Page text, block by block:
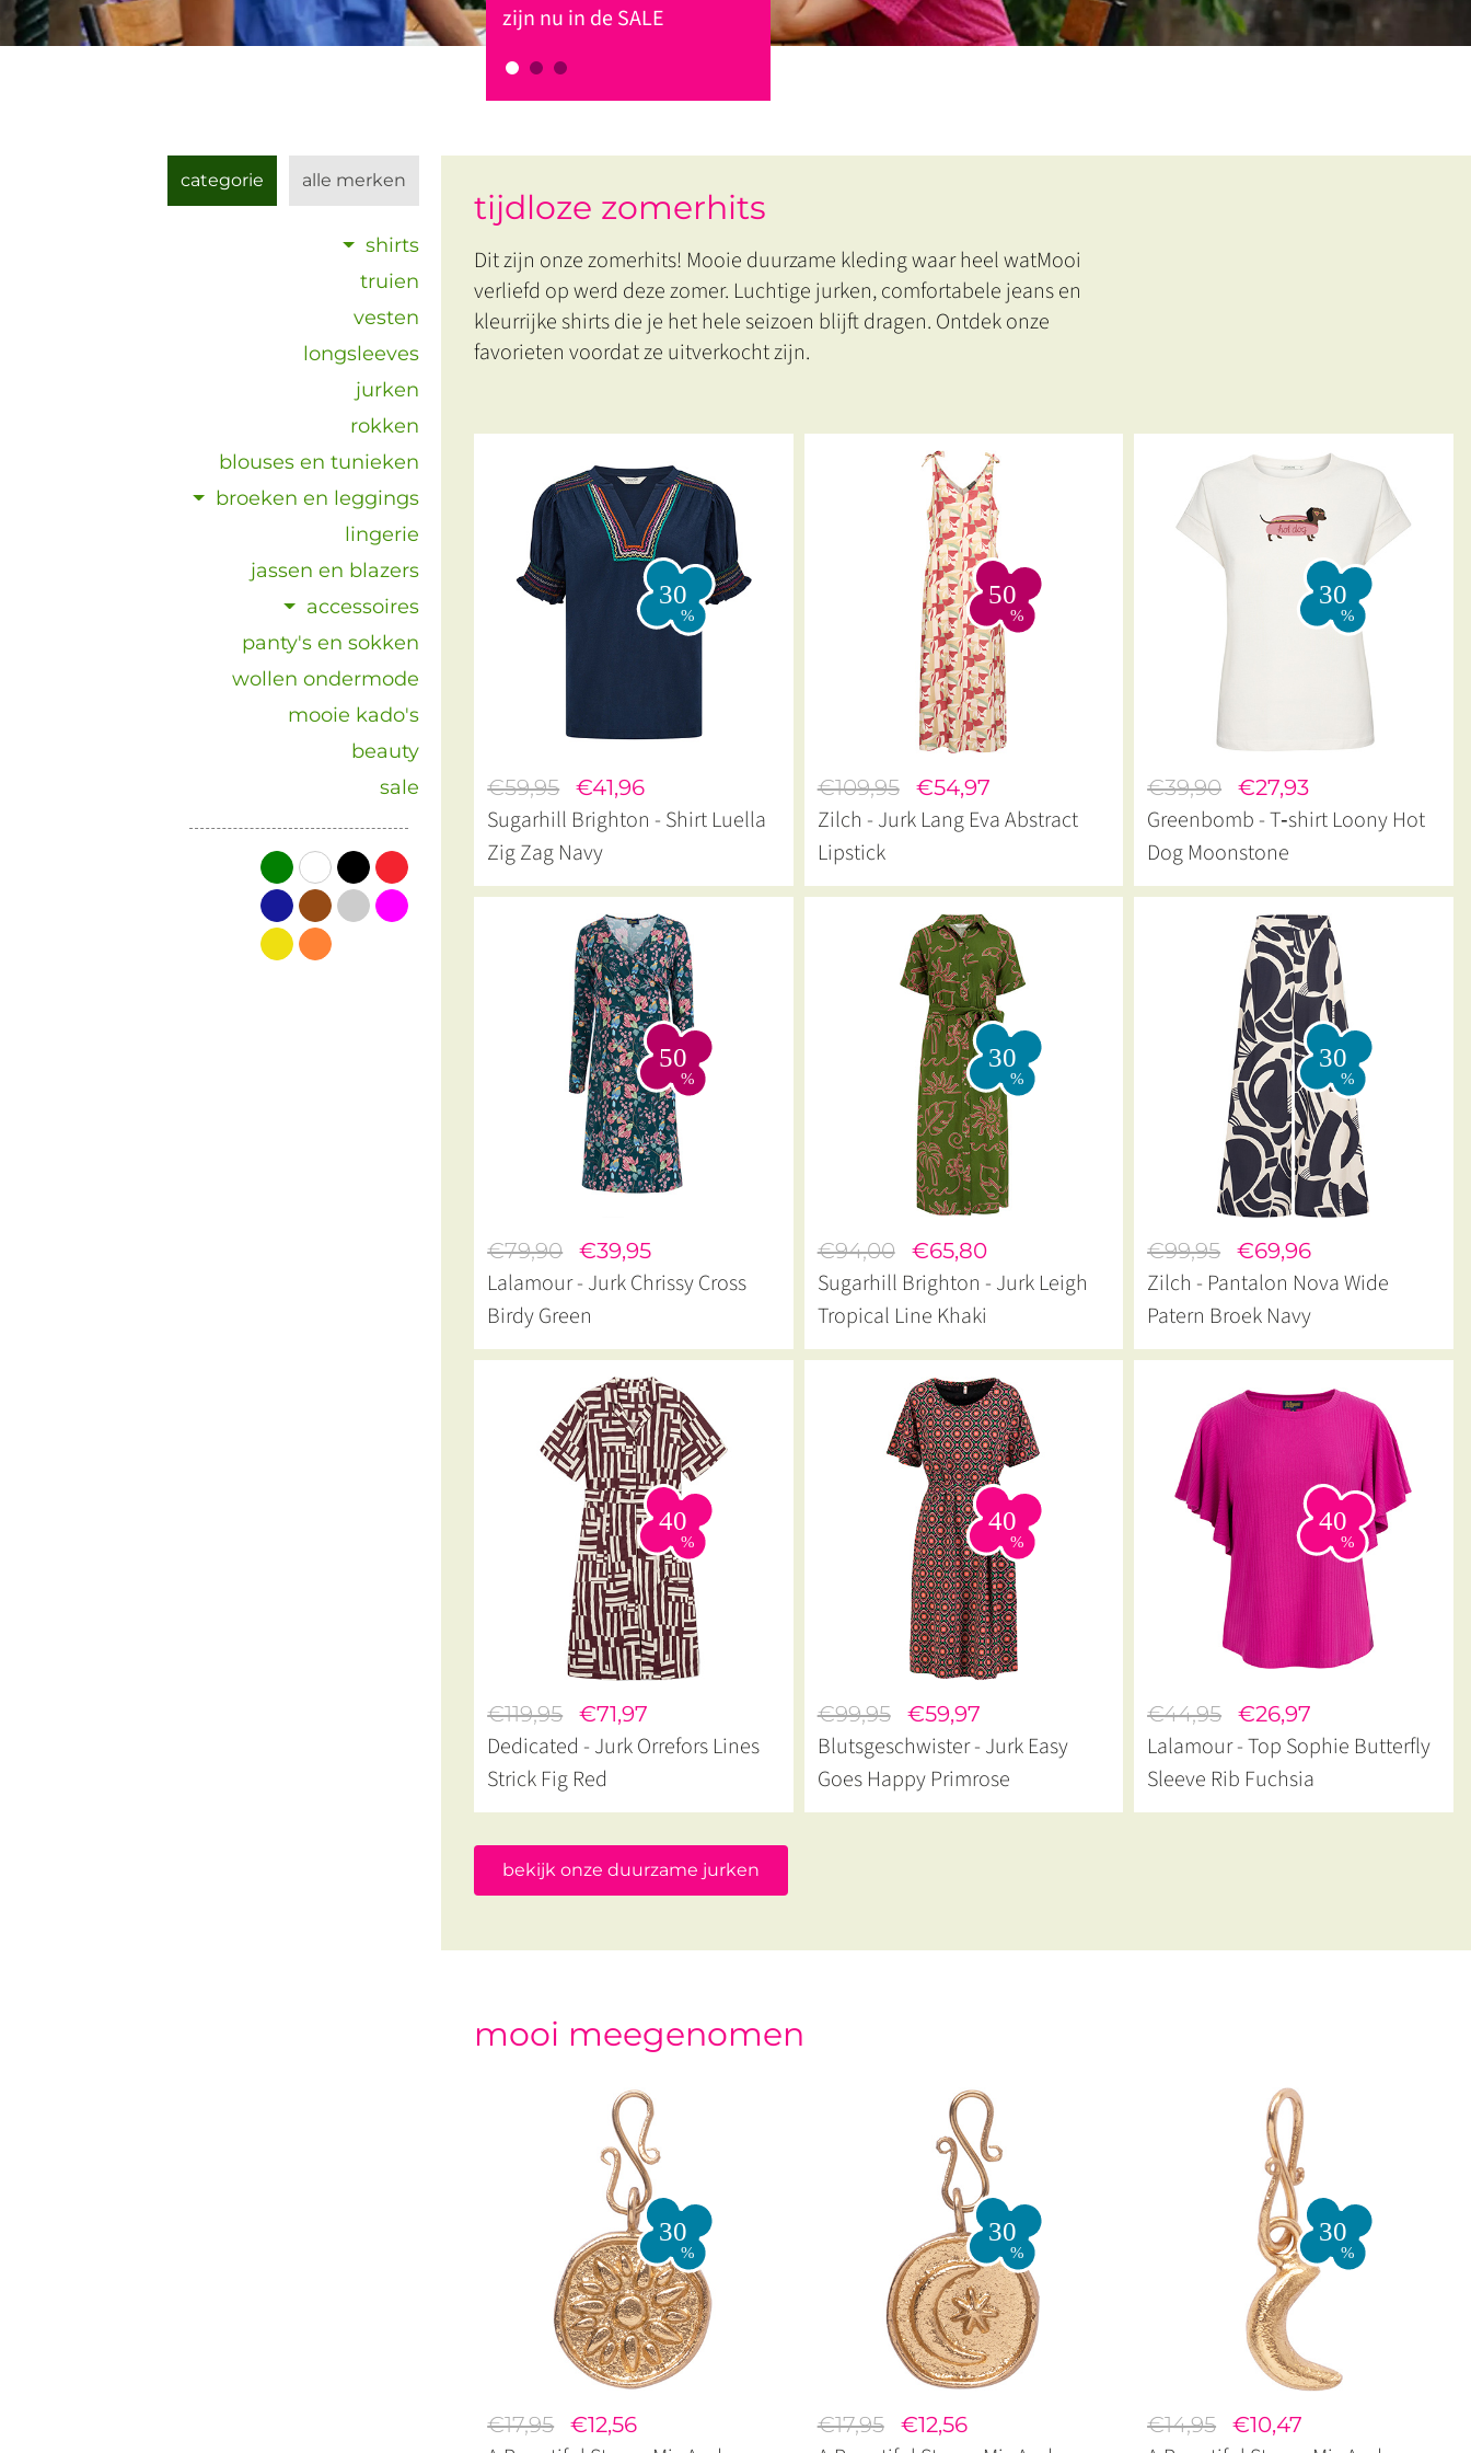
zijn nu in de SALE
nu met extra korting
nieuwe collectie is binnen
categorie
shirts
truien
vesten
longsleeves
jurken
rokken
blouses en tunieken
broeken en leggings
lingerie
jassen en blazers
accessoires
panty's en sokken
wollen ondermode
mooie kado's
beauty
sale
groenwit zwartrood
blauwbruingrijsroze
geeloranje
alle merken
tijdloze zomerhits
Dit zijn onze zomerhits! Mooie duurzame kleding waar heel watMooi
verliefd op werd deze zomer. Luchtige jurken, comfortabele jeans en
kleurrijke shirts die je het hele seizoen blijft dragen. Ontdek onze
favorieten voordat ze uitverkocht zijn.
€59,95 €41,96
Sugarhill Brighton - Shirt Luella
Zig Zag Navy
€109,95 €54,97
Zilch - Jurk Lang Eva Abstract
Lipstick
€39,90 €27,93
Greenbomb - T‑shirt Loony Hot
Dog Moonstone
€79,90 €39,95
Lalamour - Jurk Chrissy Cross
Birdy Green
€94,00 €65,80
Sugarhill Brighton - Jurk Leigh
Tropical Line Khaki
€99,95 €69,96
Zilch - Pantalon Nova Wide
Patern Broek Navy
€119,95 €71,97
Dedicated - Jurk Orrefors Lines
Strick Fig Red
€99,95 €59,97
Blutsgeschwister - Jurk Easy
Goes Happy Primrose
€44,95 €26,97
Lalamour - Top Sophie Butterfly
Sleeve Rib Fuchsia
bekijk onze duurzame jurken
mooi meegenomen
€17,95 €12,56 €17,95 €12,56 €14,95 €10,47